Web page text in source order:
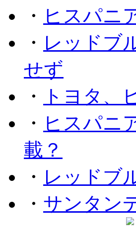
・ ヒスパニ
・ レッドブ
せず
・
トヨタ、
・ ヒスパニ
載？
・ レッドブ
・ サンタン